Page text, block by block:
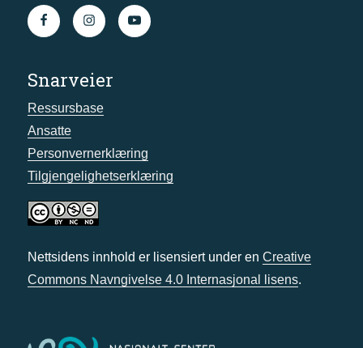
Snarveier
Ressursbase
Ansatte
Personvernerklæring
Tilgjengelighetserklæring
Nettsidens innhold er lisensiert under en Creative
Commons Navngivelse 4.0 Internasjonal lisens.